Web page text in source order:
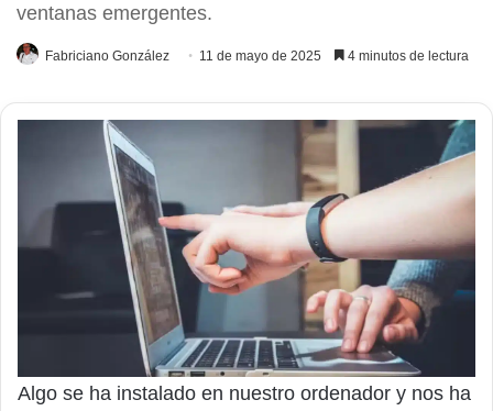
ventanas emergentes.
Fabriciano González 11 de mayo de 2025 4 minutos de lectura
Algo se ha instalado en nuestro ordenador y nos ha